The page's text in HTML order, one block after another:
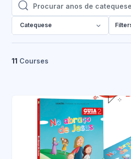
Procurar anos de catequese
Procurar anos de catequese
Catequese
11 Courses